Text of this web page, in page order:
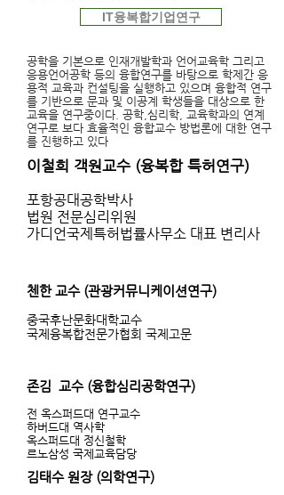
IT융복합기업연구
공학을 기본으로 인재개발학과 언어교육학 그리고
응용언어공학 등의 융합연구를 바탕으로 학제간 응
용적 교육과 컨설팅을 실행하고 있으며 융합적 연구
를 기반으로 문과 및 이공계 학생들을 대상으로 한
교육을 연구중이다. 공학,심리학, 교육학과의 연계
연구로 보다 효율적인 융합교수 방법론에 대한 연구
를 진행하고 있다
이철희 객원교수 (융복합 특허연구)
​포항공대공학박사
법원 전문심리위원
가디언국제특허법률사무소 대표 변리사
첸한 교수 (관광커뮤니케이션연구)
중국후난문화대학교수
국제융복합전문가협회 국제고문
존김 교수 (융합심리공학연구)
전 옥스퍼드대 연구교수
하버드대 역사학
옥스퍼드대 정신철학
르노삼성 국제교육담당
김태수 원장 (의학연구)